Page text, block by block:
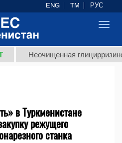
Неочищенная
в Туркменистане
режущего
станка
ENG TM РУС